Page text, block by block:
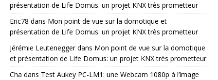
présentation de Life Domus: un projet KNX très prometteur
Eric78 dans Mon point de vue sur la domotique et
présentation de Life Domus: un projet KNX très prometteur
Jérémie Leuteneggerdans Mon point de vue sur la domotique
et présentation de Life Domus: un projet KNX très prometteur
Cha dans Test Aukey PC-LM1: une Webcam 1080p à l’image